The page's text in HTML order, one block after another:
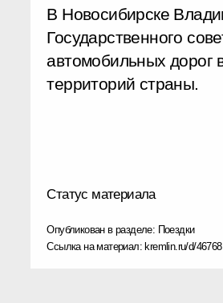
В Новосибирске
Государственного
автомобильных дорог
территорий страны.
Статус материала
Опубликован в разделе: Поездки
Ссылка на материал: kremlin.ru/d/46768